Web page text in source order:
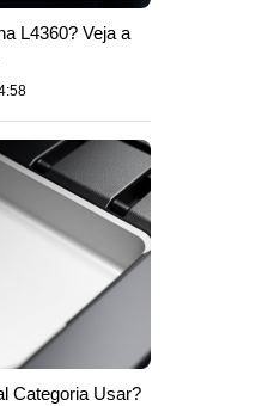
L4360? Veja a
Categoria Usar?